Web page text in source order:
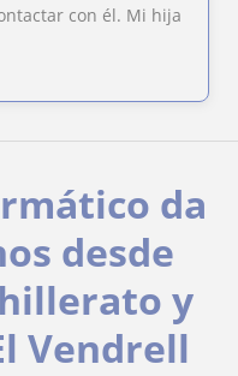
con él. Mi hija
da
desde
y
Vendrell